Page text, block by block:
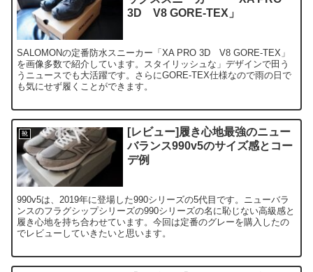
3D V8 GORE-TEX」
SALOMONの定番防水スニーカー「XA PRO 3D V8 GORE-TEX」
を画像多数で紹介しています。スタイリッシュな」デザインで田う
うニュースでも大活躍です。さらにGORE-TEX仕様なので雨の日で
も気にせず履くことができます。
靴
[レビュー]履き心地最強のニュー
バランス990v5のサイズ感とコー
デ例
990v5は、2019年に登場した990シリーズの5代目です。ニューバラ
ンスのフラグシップシリーズの990シリーズの名に恥じない高級感と
履き心地を持ち合わせています。今回は定番のグレーを購入したの
でレビューしていきたいと思います。